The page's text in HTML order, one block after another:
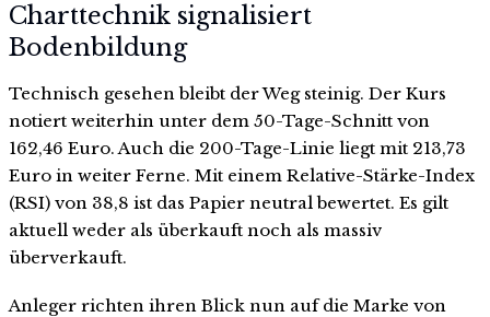
Charttechnik signalisiert
Bodenbildung
Technisch gesehen bleibt der Weg steinig. Der Kurs
notiert weiterhin unter dem 50-Tage-Schnitt von
162,46 Euro. Auch die 200-Tage-Linie liegt mit 213,73
Euro in weiter Ferne. Mit einem Relative-Stärke-Index
(RSI) von 38,8 ist das Papier neutral bewertet. Es gilt
aktuell weder als überkauft noch als massiv
überverkauft.
Anleger richten ihren Blick nun auf die Marke von